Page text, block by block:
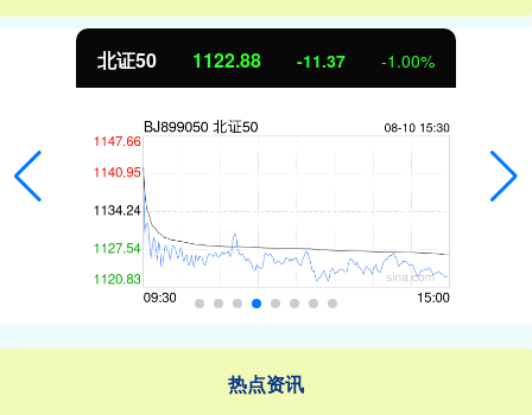
北证50 1122.88 -11.37 -1.00%
热点资讯